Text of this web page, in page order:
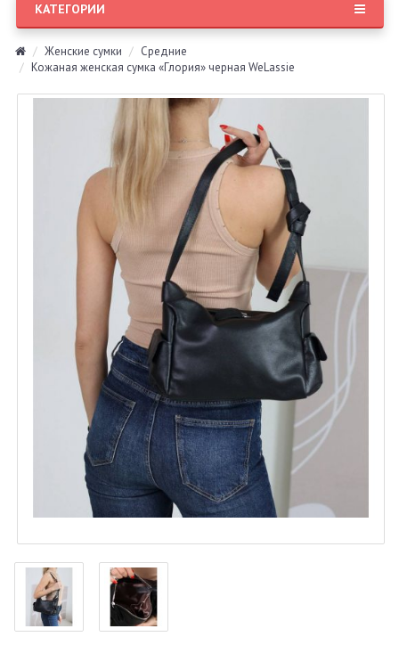
КАТЕГОРИИ
Женские сумки
Средние
Кожаная женская сумка «Глория» черная WeLassie